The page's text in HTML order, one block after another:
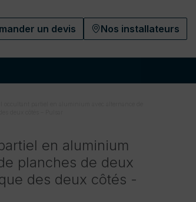
un devis Nos installateurs
en aluminium
planches de deux
des deux côtés -